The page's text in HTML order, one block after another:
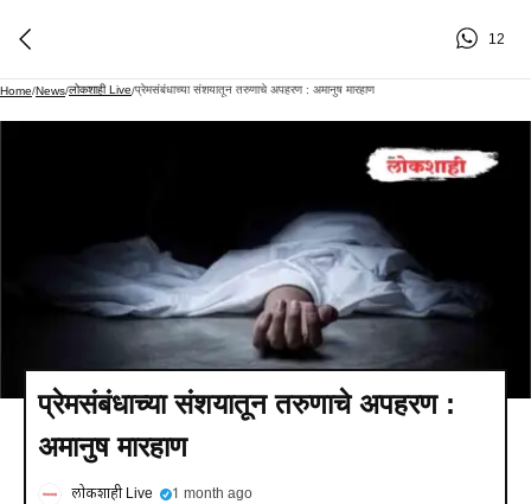
12
Home/News/लोकशाही Live/प्रेमसंबंधाच्या संशयातून तरुणाचे अपहरण : अमानुष मारहाण
प्रेमसंबंधाच्या संशयातून तरुणाचे अपहरण :
अमानुष मारहाण
लोकशाही Live 1 month ago